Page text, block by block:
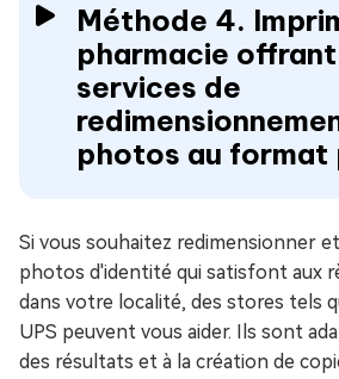
Méthode 4.
pharmacie
services de
photos au format
Si vous souhaitez redimensionner
photos d'identité qui satisfont aux
dans votre localité, des stores tels
UPS peuvent vous aider. Ils sont
des résultats et à la création de